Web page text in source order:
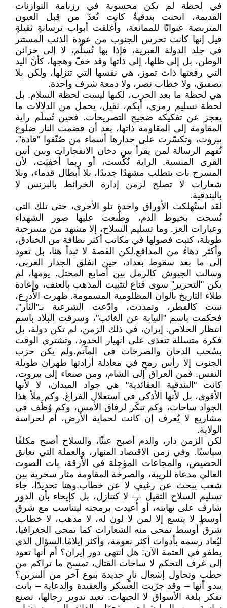
في لحظة لم تكن محسوبة في رزنامة التوازنات
القديمة، انحنت بندقيةٌ كانت تُعدّ من قِبل العيون
المتربصة عنوانًا للممانعة، وأُغلقت أبواب ترسانةٍ ثقيلةٍ
قيل إنها كانت تحرس الجنوب من عودة الذئب المستتر
في جلد الدولة العبرية، فإذا بها تُسلَّم، لا إلى خزائن
الوطن، بل إلى ظلها، إلى ذاتها وقد خفّ وهجها، كأنَّ اليد
التي رفعتها ذات تموز، هي نفسها التي تنزلها، ولكن بلا
تصفيق، ولا خطاب نصر، ولا دمعة شرف واحدة.
هي لحظة ما بعد الحرب، لكنها ليست لحظة السلام. بل
لحظة تسليم رمزي، أبكم، ثقيل، يحمل من الدلالات ما
يعجز عن تفكيكه ضجيج التصريحات. فحين تُسلّم راية
المقاومة إلى المقاومة ذاتها، بعد أن قضمت النار ضلوع
بيروت، وتكسّرت على جدارها أسماء من صُنّفوا "قادة"،
تُفهم الرسالة لمن يقرأ بين دخان الانفجارات وبين أنين
القرى المنسية. الراية نُكّست، أو ربما أُخفِيَت، لأن
المسرح بات يتطلب مشهدًا جديدًا، بلا أبطال قدماء، وبلا
شعارات لا تصلح لزمن إدارة الخرائط بالبزنس لا
بالبندقية.
لقد استُهلكت الأوراق واحدة تلو الأخرى، حتى تلك التي
نُسجت بخيوط الدم، وطُبعت عليها صور الشهداء
وعبارات العز. وما تسليم السلاح، إلا مشهد من مسرحية
طويلة، كتبت فصولها في مكاتب أكثر نظافة من الخنادق،
وأكثر دهاءً من المدافع.لكن القصة لا تبدأ هنا، بل تعود
إلى ما بعد سقوط بغداد، حين انفلق الجدار العربي،
وسالت الجيوش كالرمل بين أصابع المحتل. يومها، لم
يكن "التحرير" سوى قناع لتثبيت المذهب بالعنف، وإعادة
طلاء التاريخ بألوان المظلومية المسمومة. ظهرت الأذرع،
نبتت كالفطر، وتمددت، وادّعت الشرعية بـ"الثأر"،
فحكمت باسم "النيابة عن الغائب"، وسرقت البلاد باسم
انتظار الخلاص. إيران، في ذلك الزمن، لم تكن دولة، بل
فكرة متسللة تتغذى على انهيار الحدود، وتشتري الوقت
بسُحب الدخان والصرخات في المآتم.ولم يكن حزب
الجنوب إلا رأس رمحٍ في معادلة أرادتها طهران طويلة
النفس. فمن العراق إلى الشام، ومن صنعاء إلى بيروت،
كانت "البندقية العقائدية" هي جواد الميدان، لا لأنها
الأقوى، بل لأنها الأذكى في استغلال الفراغ. وكم ملأ هذا
الجواد ساحات، وكم تنكّر لرفاق الأمس، وكم وُظِّف في
مشاريع لا يُعرف إن كانت لحماية الأرض، أم لحراسة
الولاية.
لكن الزمن دار، والدم أصبح عبئًا، والسلاح أصبح مكلفًا
سياسيًا. وفي زمن الاقتصاد المنهار، والعملة التي تعانق
الحضيض، والمجاعات المؤجلة في الأزقة، بات الصوت
العالي مدعاة للريبة، والصرخة المقاومة مثار سخرية بين
شعب يبحث عن رغيفٍ لا عن خطاب.وهنا تحديدًا، جاء
تسليم السلاح الثقيل — لا كتنازل، بل كإيحاء بأن الدور
شارف على نهايته، أو أُعيدت برمجته ليتناسب مع شرق
أوسطٍ لا يتسع إلا لمن لا لون له، لا مذهب، لا خطاب.
شرق أوسط تمحى منه الشعارات كما تمحى الجغرافيا،
ليُعاد رسمه بأدوات أكثر نعومة، وأكثر إيلامًا.السؤال الذي
يطفو في العتمة الآن: هل انتهى دور إيران؟ أم أنها تعود
إلى غرف التحكم لا ساحات القتال، تمسح ما تراكم من
حطبٍ وتحاول إشعال نارٍ جديدة بنوع آخر من البنزين؟
يبدو أنها – وقد جرّبت العسكر والعقيدة والدعاية – باتت
تفكر بلغة الأسواق لا الجبهات. تعيد تدوير رجالها، تصنع